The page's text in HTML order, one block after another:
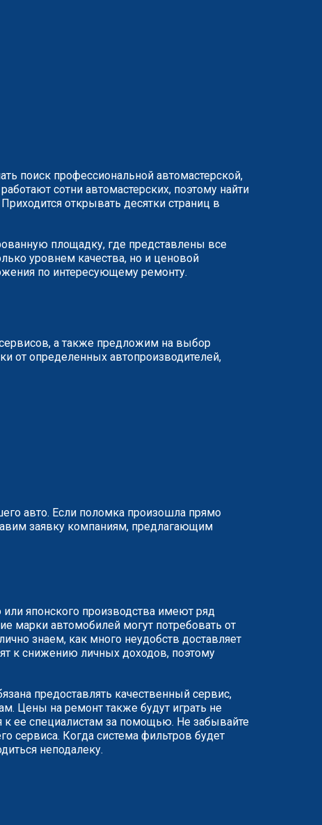
поиск профессиональной автомастерской,
сотни автомастерских, поэтому найти
открывать десятки страниц в
площадку, где представлены все
уровнем качества, но и ценовой
по интересующему ремонту.
а также предложим на выбор
от определенных автопроизводителей,
авто. Если поломка произошла прямо
заявку компаниям, предлагающим
японского производства имеют ряд
марки автомобилей могут потребовать от
знаем, как много неудобств доставляет
к снижению личных доходов, поэтому
предоставлять качественный сервис,
Цены на ремонт также будут играть не
ее специалистам за помощью. Не забывайте
сервиса. Когда система фильтров будет
неподалеку.